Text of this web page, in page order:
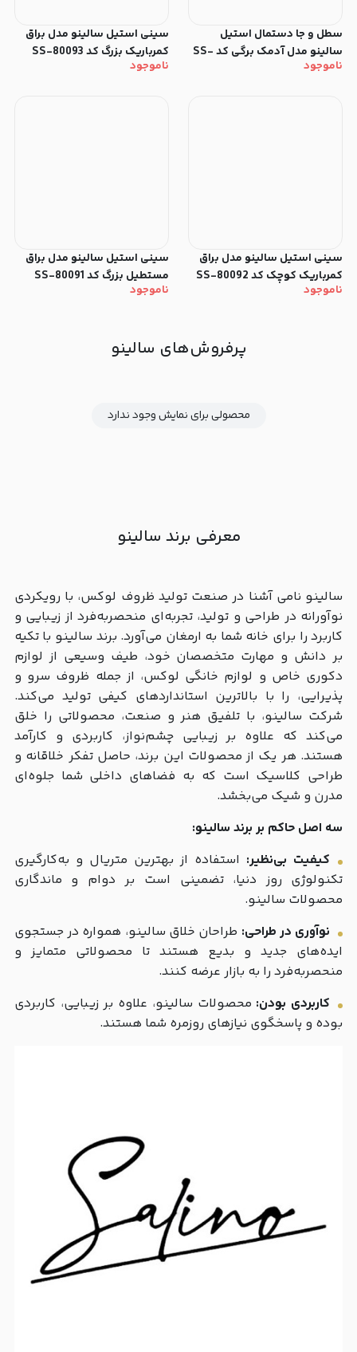
سطل‌ و جا دستمال استیل
سالینو مدل آدمک برگی کد SS-
83335
ناموجود
سینی‌ استیل سالینو مدل براق
کمرباریک بزرگ کد SS-80093
ناموجود
سینی‌ استیل سالینو مدل براق
کمرباریک کوچک کد SS-80092
ناموجود
سینی‌ استیل سالینو مدل براق
مستطیل بزرگ کد SS-80091
ناموجود
پرفروش‌های سالینو
محصولی برای نمایش وجود ندارد
معرفی برند سالینو
سالینو نامی آشنا در صنعت تولید ظروف لوکس، با رویکردی
نوآورانه در طراحی و تولید، تجربه‌ای منحصربه‌فرد از زیبایی و
کاربرد را برای خانه شما به ارمغان می‌آورد. برند سالینو با تکیه
بر دانش و مهارت متخصصان خود، طیف وسیعی از لوازم
دکوری خاص و لوازم خانگی لوکس، از جمله ظروف سرو و
پذیرایی، را با بالاترین استانداردهای کیفی تولید می‌کند.
شرکت سالینو، با تلفیق هنر و صنعت، محصولاتی را خلق
می‌کند که علاوه بر زیبایی چشم‌نواز، کاربردی و کارآمد
هستند. هر یک از محصولات این برند، حاصل تفکر خلاقانه و
طراحی کلاسیک است که به فضاهای داخلی شما جلوه‌ای
مدرن و شیک می‌بخشد.
سه اصل حاکم بر برند سالینو:
کیفیت بی‌نظیر: استفاده از بهترین متریال و به‌کارگیری
تکنولوژی روز دنیا، تضمینی است بر دوام و ماندگاری
محصولات سالینو.
نوآوری در طراحی: طراحان خلاق سالینو، همواره در جستجوی
ایده‌های جدید و بدیع هستند تا محصولاتی متمایز و
منحصر‌به‌فرد را به بازار عرضه کنند.
کاربردی بودن: محصولات سالینو، علاوه بر زیبایی، کاربردی
بوده و پاسخگوی نیازهای روزمره شما هستند.